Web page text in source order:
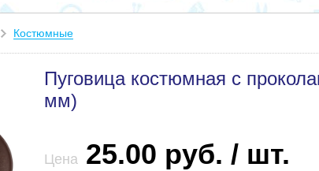
Костюмные
Пуговица костюмная с
мм)
Цена 25.00 руб. / шт.